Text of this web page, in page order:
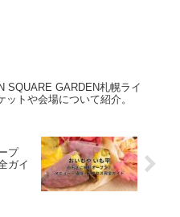
SQUARE GARDEN札幌ライ
ットや会場について紹介。
プ
ガイ